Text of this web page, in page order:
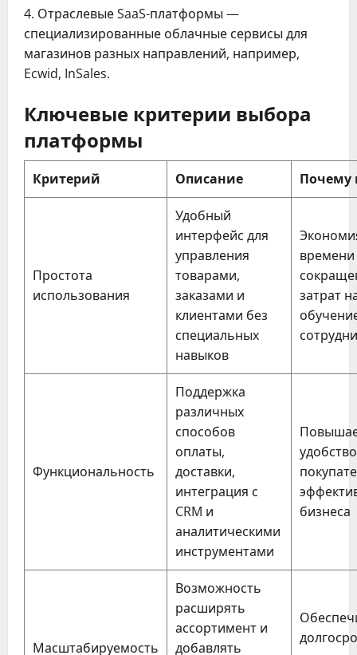
Отраслевые SaaS-платформы —
специализированные облачные сервисы для
магазинов разных направлений, например,
Ecwid, InSales.
Ключевые критерии выбора
платформы
Критерий Описание Почему
Простота
использования
Удобный
интерфейс для
управления
товарами,
заказами и
клиентами без
специальных
навыков
затрат
Функциональность
Поддержка
различных
способов
оплаты,
доставки,
интеграция с
CRM и
аналитическими
инструментами
бизнеса
Масштабируемость
Возможность
расширять
ассортимент и
добавлять